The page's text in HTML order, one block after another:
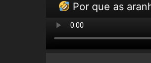
Por que as